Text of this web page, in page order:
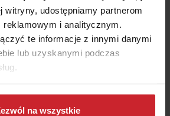
witryny, udostępniamy partnerom
reklamowym i analitycznym.
te informacje z innymi danymi
lub uzyskanymi podczas
temat tego, kim jesteśmy, jak
i w jaki sposób
na wszystkie